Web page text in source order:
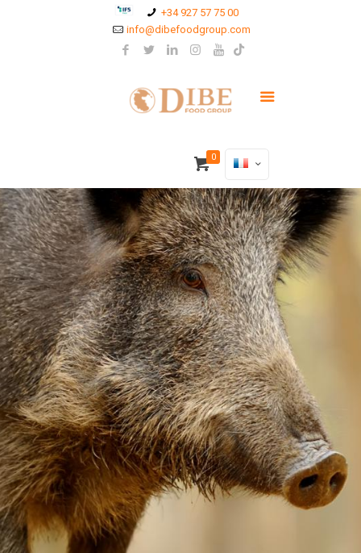
+34 927 57 75 00
info@dibefoodgroup.com
0